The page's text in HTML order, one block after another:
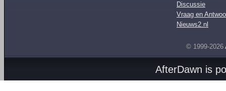
Discussie
Vraag en
Nieuws2.nl
© 1999-2026
AfterDawn is